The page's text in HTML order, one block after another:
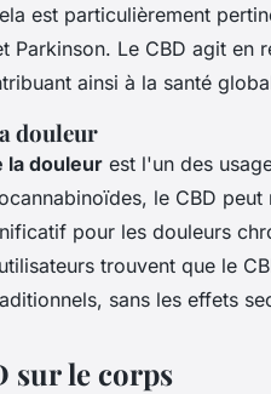
est particulièrement
Parkinson. Le CBD agit en
ainsi à la santé
douleur
la douleur est l'un des
le CBD
pour les douleurs
trouvent que le
sans les effets
sur le corps